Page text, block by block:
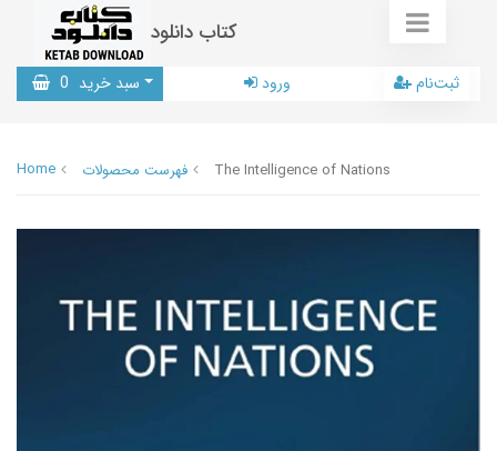
کتاب دانلود
سبد خرید 0 ورود ثبت‌نام
Home فهرست محصولات The Intelligence of Nations